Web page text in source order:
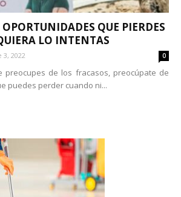
QUE PIERDES
LO INTENTAS
2022 0
preocupes de los fracasos, preocúpate de
puedes perder cuando ni...